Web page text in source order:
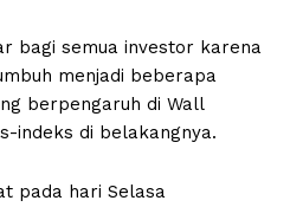
bagi semua investor karena
menjadi beberapa
berpengaruh di Wall
indeks di belakangnya.
pada hari Selasa